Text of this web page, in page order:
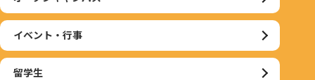
イベント・行事
留学生